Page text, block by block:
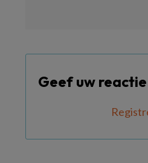
Geef uw reactie